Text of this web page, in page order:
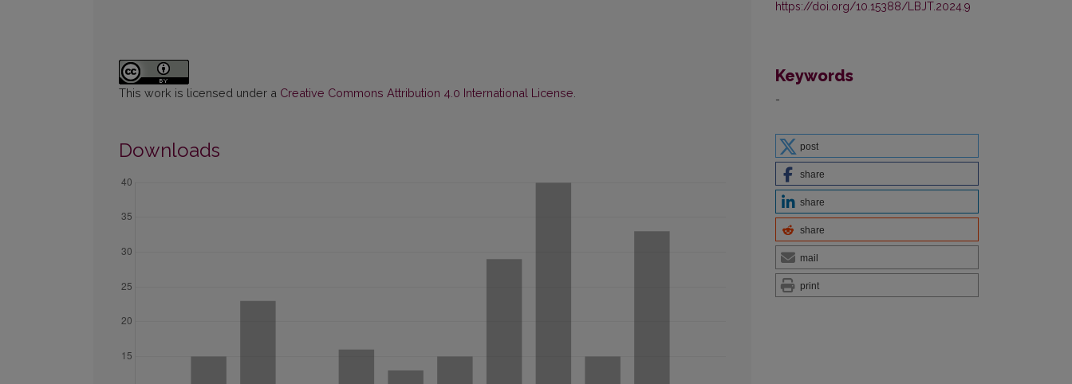
https://doi.org/10.15388/LBJT.2024.9
Keywords
-
post
share
share
share
mail
print
This work is licensed under a Creative Commons Attribution 4.0 International License
Downloads